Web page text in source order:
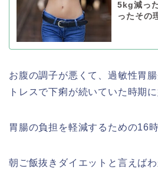
5kg減っ
ったその
お腹の調子が悪くて、過敏性胃
トレスで下痢が続いていた時期に
胃腸の負担を軽減するための16
朝ご飯抜きダイエットと言えば